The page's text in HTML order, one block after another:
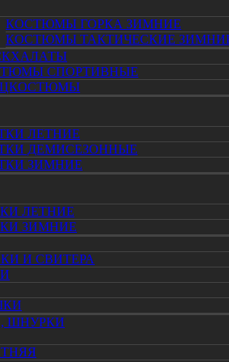
КОСТЮМЫ ГОРКА ЗИМНИЕ
КОСТЮМЫ ТАКТИЧЕСКИЕ
СПОРТИВНЫЕ
ЛЕТНИЕ
ДЕМИСЕЗОННЫЕ
ЗИМНИЕ
ЛЕТНИЕ
ЗИМНИЕ
И СВИТЕРА
ШНУРКИ